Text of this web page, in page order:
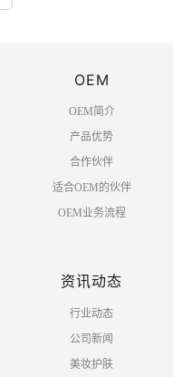
OEM
OEM简介
产品优势
合作伙伴
适合OEM的伙伴
OEM业务流程
资讯动态
行业动态
公司新闻
美妆护肤